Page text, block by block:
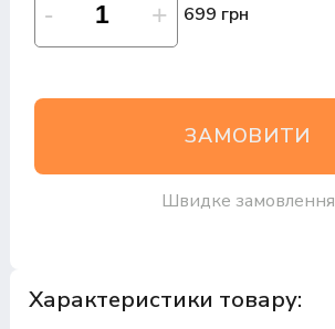
699 грн
ЗАМОВИТИ
Швидке замовлення
Характеристики товару: